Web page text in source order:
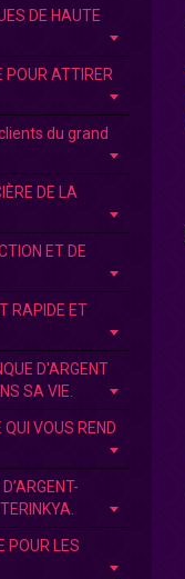
DE HAUTE
POUR ATTIRER
du grand
DE LA
ET DE
RAPIDE ET
D'ARGENT
SA VIE.
VOUS REND
POUR LES